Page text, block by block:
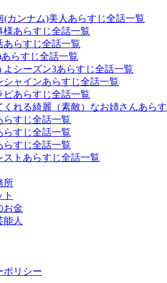
(カンナム)美人あらすじ全話一覧
様あらすじ全話一覧
あらすじ全話一覧
らすじ全話一覧
よシーズン3あらすじ全話一覧
シャインあらすじ全話一覧
ビあらすじ全話一覧
くれる綺麗（素敵）なお姉さんあら
らすじ全話一覧
らすじ全話一覧
らすじ全話一覧
ストあらすじ全話一覧
所
お金
人
ポリシー